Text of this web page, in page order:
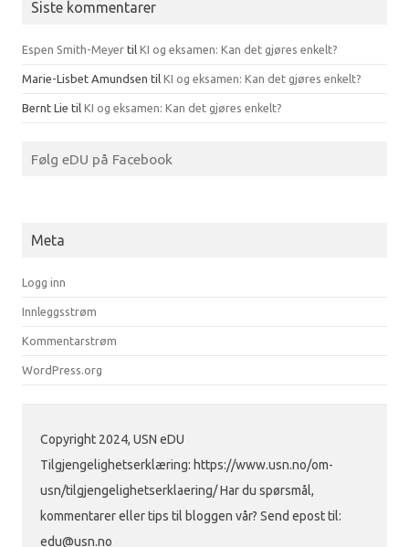
Siste kommentarer
Espen Smith-Meyer til KI og eksamen: Kan det gjøres enkelt?
Marie-Lisbet Amundsen til KI og eksamen: Kan det gjøres enkelt?
Bernt Lie til KI og eksamen: Kan det gjøres enkelt?
Følg eDU på Facebook
Meta
Logg inn
Innleggsstrøm
Kommentarstrøm
WordPress.org
Copyright 2024, USN eDU
Tilgjengelighetserklæring: https://www.usn.no/om-
usn/tilgjengelighetserklaering/ Har du spørsmål,
kommentarer eller tips til bloggen vår? Send epost til:
edu@usn.no